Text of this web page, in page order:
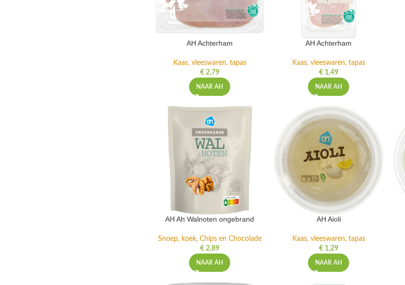
AH Achterham
Kaas, vleeswaren, tapas
€2,79
NAAR AH
AH Achterham
Kaas, vleeswaren, tapas
€1,49
NAAR AH
AH Ah Walnoten ongebrand
Snoep, koek, Chips en Chocolade
€2,89
NAAR AH
AH Aioli
Kaas, vleeswaren, tapas
€1,29
NAAR AH